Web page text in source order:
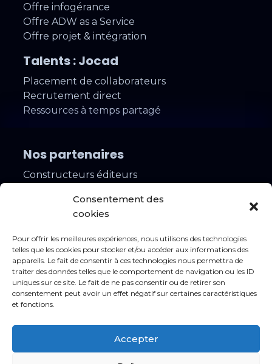
Consentement des
cookies
Pour offrir les meilleures expériences, nous utilisons des technologies
telles que les cookies pour stocker et/ou accéder aux informations des
appareils. Le fait de consentir à ces technologies nous permettra de
traiter des données telles que le comportement de navigation ou les ID
uniques sur ce site. Le fait de ne pas consentir ou de retirer son
consentement peut avoir un effet négatif sur certaines caractéristiques
et fonctions.
Accepter
Offre infogérance
Offre ADW as a Service
Offre projet & intégration
Talents : Jocad
Placement de collaborateurs
Recrutement direct
Ressources à temps partagé
Nos partenaires
Constructeurs éditeurs
Contacts
Rejoindre notre réseau
Lancer votre projet
Nos agences
Nos offres d’emploi
Conditions générales
Protection des données